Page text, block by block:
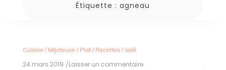
Étiquette :agneau
Cuisine/ Mijoteuse/ Plat/ Recettes/ salé
24 mars 2019 /Laisser un commentaireon